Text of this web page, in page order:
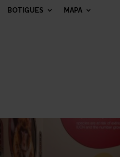
BOTIGUES MAPA